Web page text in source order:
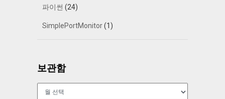
파이썬 (24)
SimplePortMonitor(1)
보관함